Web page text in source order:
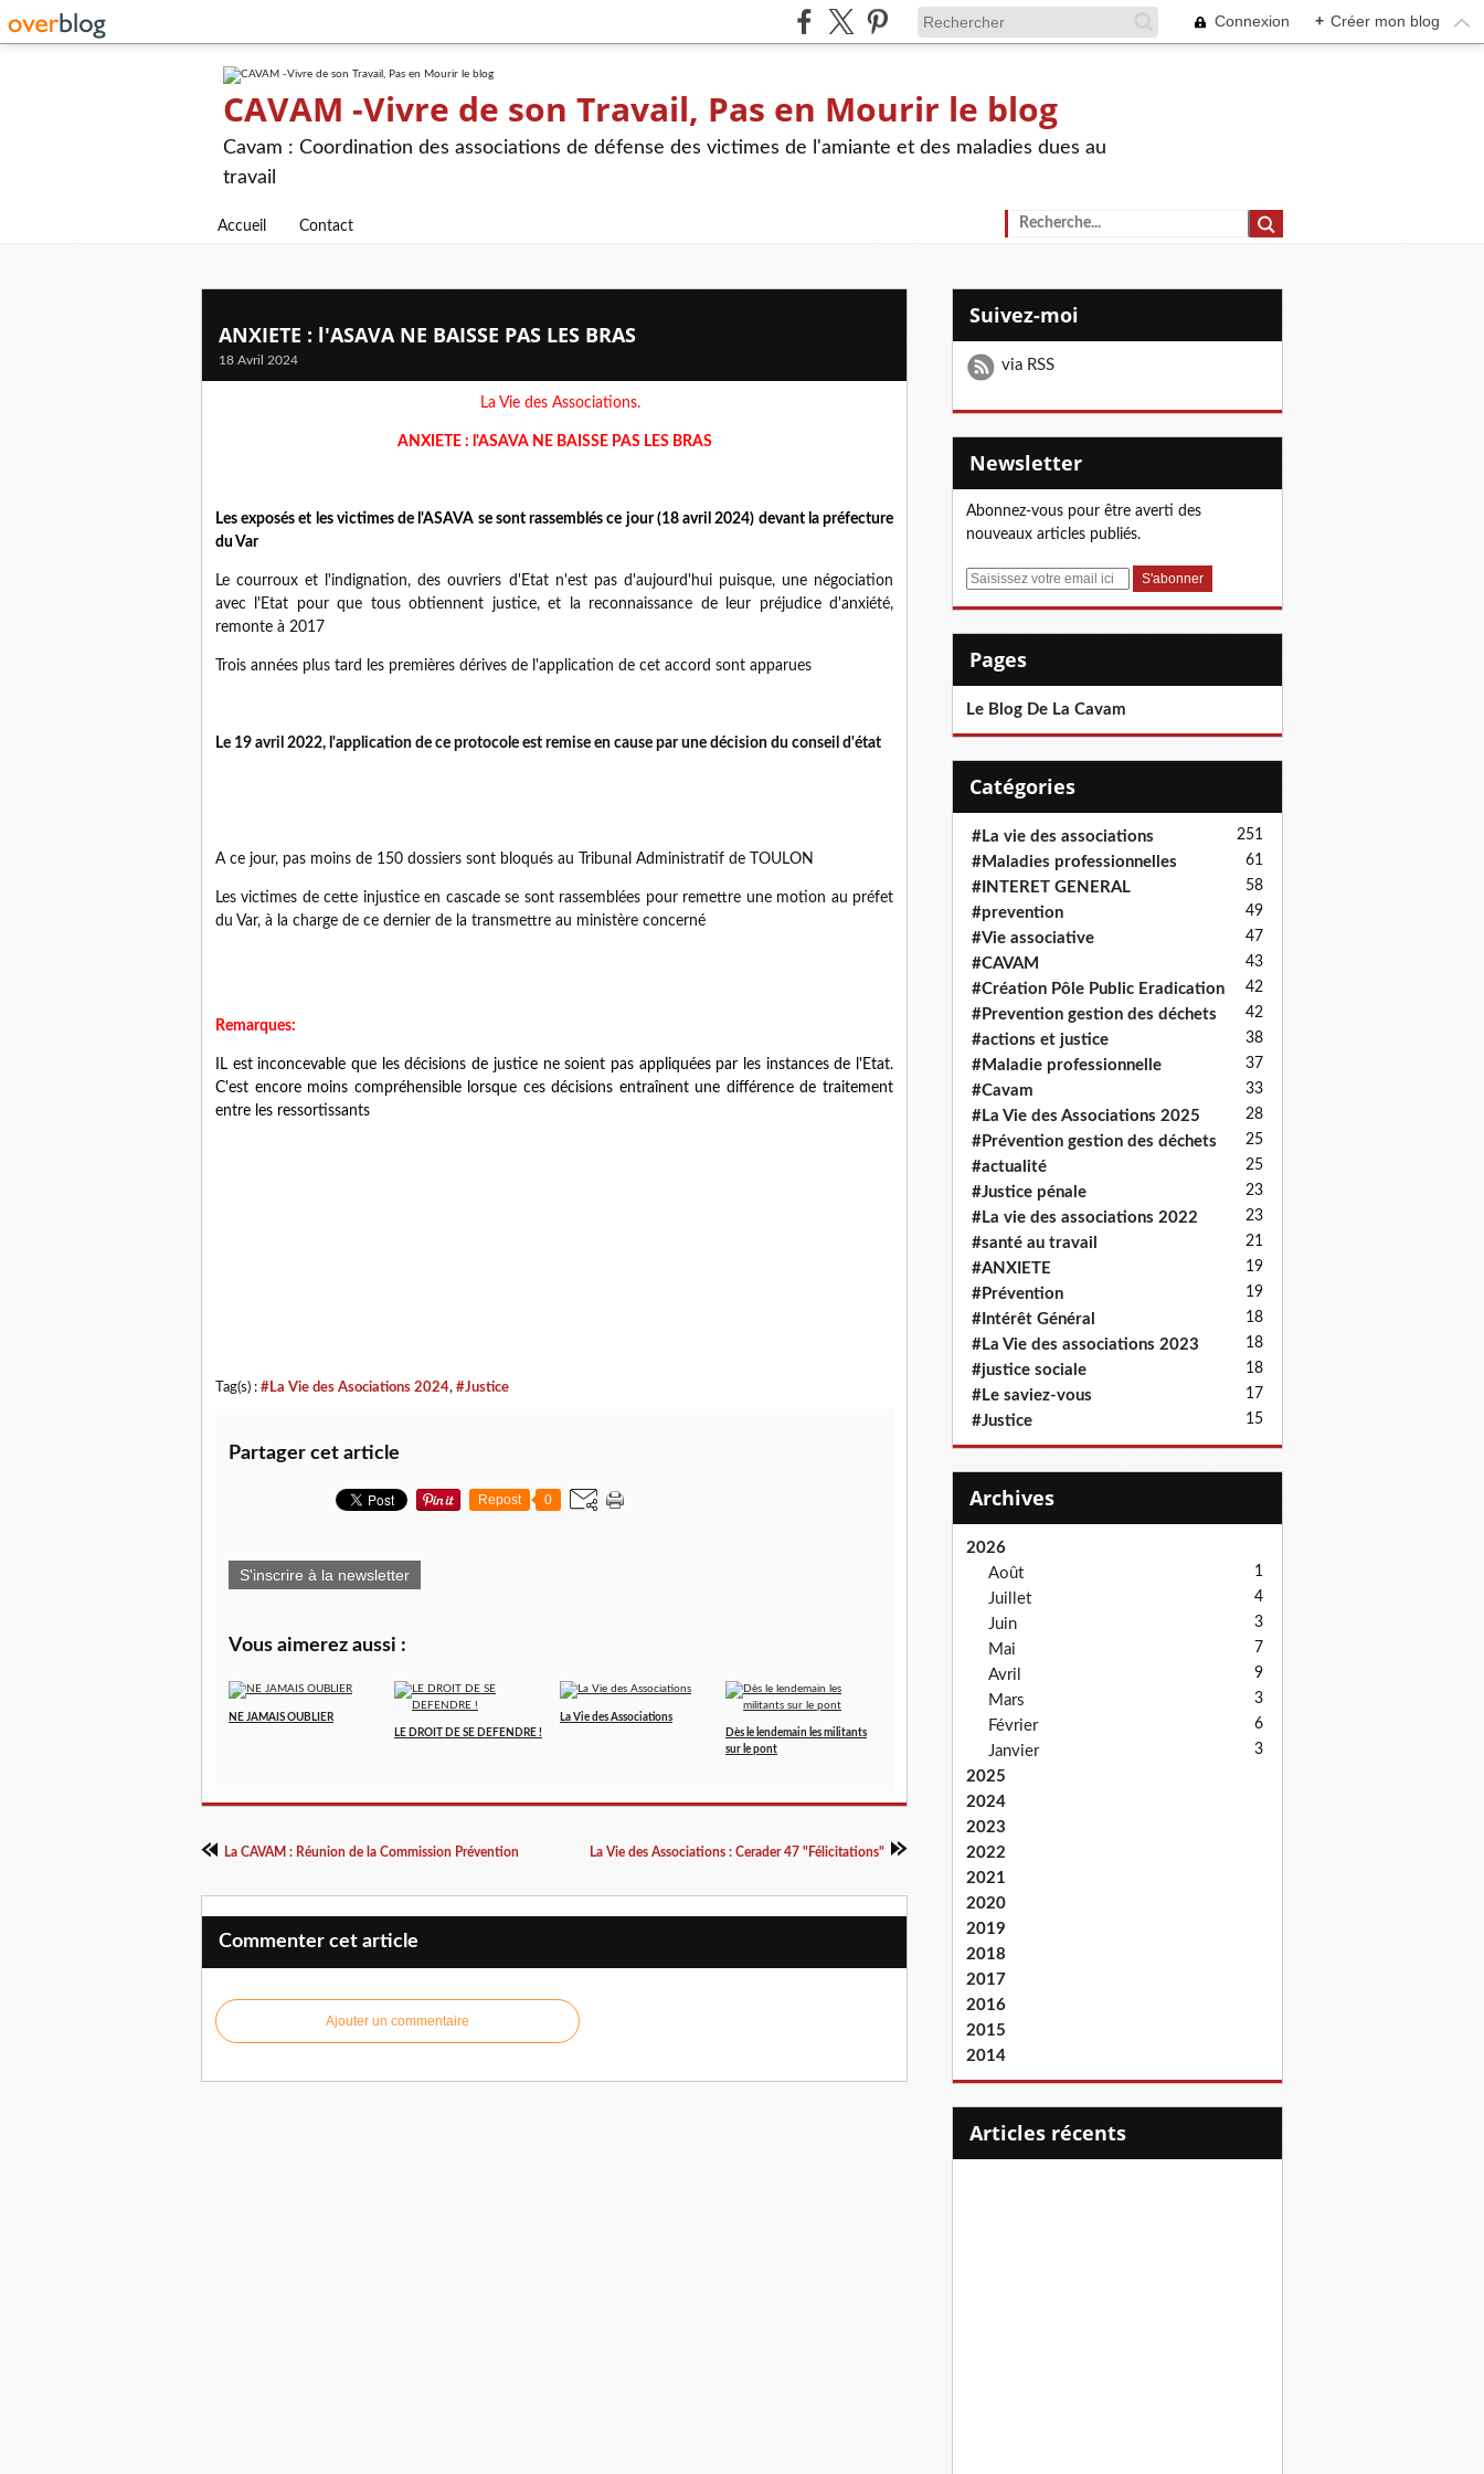
Connexion + Créer mon blog
CAVAM -Vivre de son Travail, Pas en Mourir le blog
Cavam : Coordination des associations de défense des victimes de l'amiante et des maladies dues au
travail
Accueil Contact
ANXIETE : l'ASAVA NE BAISSE PAS LES BRAS
18 Avril 2024
La Vie des Associations.
ANXIETE : l'ASAVA NE BAISSE PAS LES BRAS
Les exposés et les victimes de l'ASAVA se sont rassemblés ce jour (18 avril 2024) devant la préfecture
du Var
Le courroux et l'indignation, des ouvriers d'Etat n'est pas d'aujourd'hui puisque, une négociation
avec l'Etat pour que tous obtiennent justice, et la reconnaissance de leur préjudice d'anxiété,
remonte à 2017
Trois années plus tard les premières dérives de l'application de cet accord sont apparues
Le 19 avril 2022, l'application de ce protocole est remise en cause par une décision du conseil d'état
A ce jour, pas moins de 150 dossiers sont bloqués au Tribunal Administratif de TOULON
Les victimes de cette injustice en cascade se sont rassemblées pour remettre une motion au préfet
du Var, à la charge de ce dernier de la transmettre au ministère concerné
Remarques:
IL est inconcevable que les décisions de justice ne soient pas appliquées par les instances de l'Etat.
C'est encore moins compréhensible lorsque ces décisions entraînent une différence de traitement
entre les ressortissants
Tag(s) : #La Vie des Asociations 2024, #Justice
Partager cet article
Repost 0
S'inscrire à la newsletter
Vous aimerez aussi :
NE JAMAIS OUBLIER
LE DROIT DE SE DEFENDRE !
La Vie des Associations
Dès le lendemain les militants
sur le pont
La CAVAM : Réunion de la Commission Prévention La Vie des Associations : Cerader 47 "Félicitations"
Commenter cet article
Ajouter un commentaire
Suivez-moi
via RSS
Newsletter
Abonnez-vous pour être averti des
nouveaux articles publiés.
E
Pages
Le Blog De La Cavam
Catégories
#La vie des associations 251
#Maladies professionnelles 61
#INTERET GENERAL 58
#prevention 49
#Vie associative 47
#CAVAM 43
#Création Pôle Public Eradication 42
#Prevention gestion des déchets 42
#actions et justice 38
#Maladie professionnelle 37
#Cavam 33
#La Vie des Associations 2025 28
#Prévention gestion des déchets 25
#actualité 25
#Justice pénale 23
#La vie des associations 2022 23
#santé au travail 21
#ANXIETE 19
#Prévention 19
#Intérêt Général 18
#La Vie des associations 2023 18
#justice sociale 18
#Le saviez-vous 17
#Justice 15
Archives
2026
Août
1
Juillet 4
Juin 3
Mai 7
Avril 9
Mars 3
Février 6
Janvier 3
2025
2024
2023
2022
2021
2020
2019
2018
2017
2016
2015
2014
articles récents